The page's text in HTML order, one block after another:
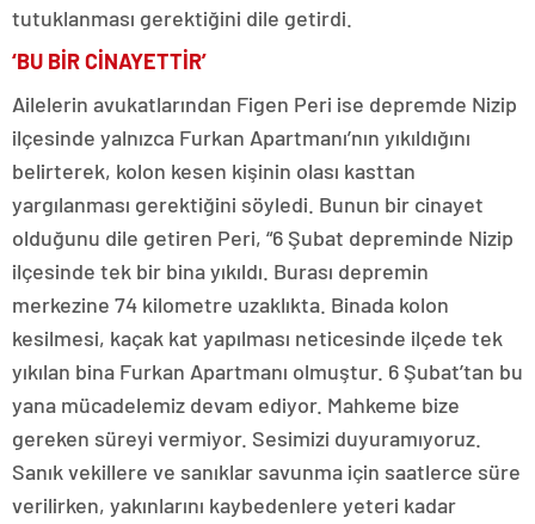
tutuklanması gerektiğini dile getirdi.
‘BU BİR CİNAYETTİR’
Ailelerin avukatlarından Figen Peri ise depremde Nizip
ilçesinde yalnızca Furkan Apartmanı’nın yıkıldığını
belirterek, kolon kesen kişinin olası kasttan
yargılanması gerektiğini söyledi. Bunun bir cinayet
olduğunu dile getiren Peri, “6 Şubat depreminde Nizip
ilçesinde tek bir bina yıkıldı. Burası depremin
merkezine 74 kilometre uzaklıkta. Binada kolon
kesilmesi, kaçak kat yapılması neticesinde ilçede tek
yıkılan bina Furkan Apartmanı olmuştur. 6 Şubat’tan bu
yana mücadelemiz devam ediyor. Mahkeme bize
gereken süreyi vermiyor. Sesimizi duyuramıyoruz.
Sanık vekillere ve sanıklar savunma için saatlerce süre
verilirken, yakınlarını kaybedenlere yeteri kadar